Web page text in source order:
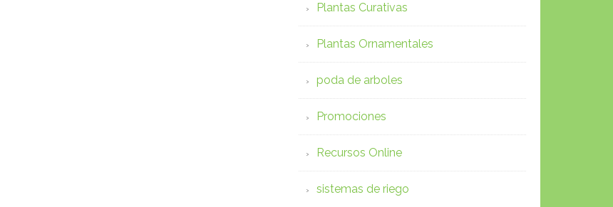
Plantas Curativas
Plantas Ornamentales
poda de arboles
Promociones
Recursos Online
sistemas de riego